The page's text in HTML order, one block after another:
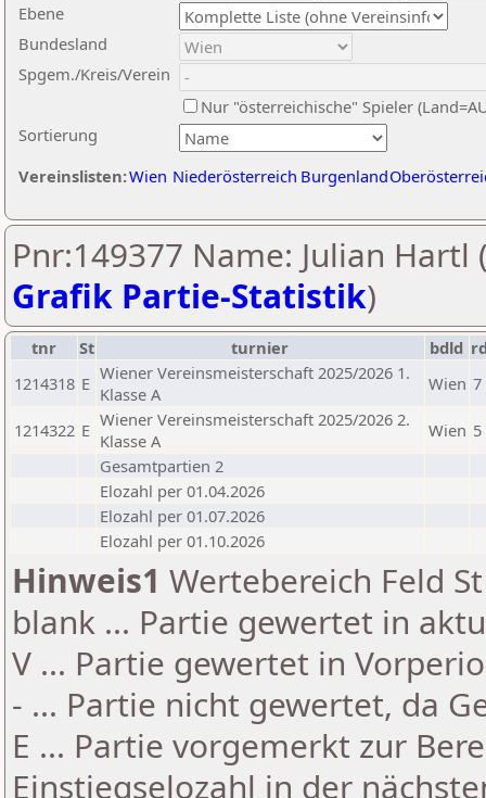
Ebene
Sortierung
Bundesland
Spgem./Kreis/Verein
Nur "österreichische" Spieler
Vereinslisten:Wien Niederösterreich Burgenland
Pnr:149377 Name: Julian Hartl
Grafik Partie-Statistik)
tnr St turnier bdld
1214318 E Wiener Vereinsmeisterschaft 2025/2026 1.
Klasse A
Wien 7
1214322 E Wiener Vereinsmeisterschaft 2025/2026 2.
Klasse A
Wien 5
Gesamtpartien 2
Elozahl per 01.04.2026
Elozahl per 01.07.2026
Elozahl per 01.10.2026
Hinweis1 Wertebereich Feld
blank ... Partie gewertet in
V ... Partie gewertet in
- ... Partie nicht gewertet, da
E ... Partie vorgemerkt zur
Einstiegselozahl in der